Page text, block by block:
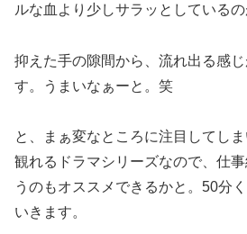
ルな血より少しサラッとしているの
抑えた手の隙間から、流れ出る感
す。うまいなぁーと。笑
と、まぁ変なところに注目してし
観れるドラマシリーズなので、仕
うのもオススメできるかと。50分
いきます。